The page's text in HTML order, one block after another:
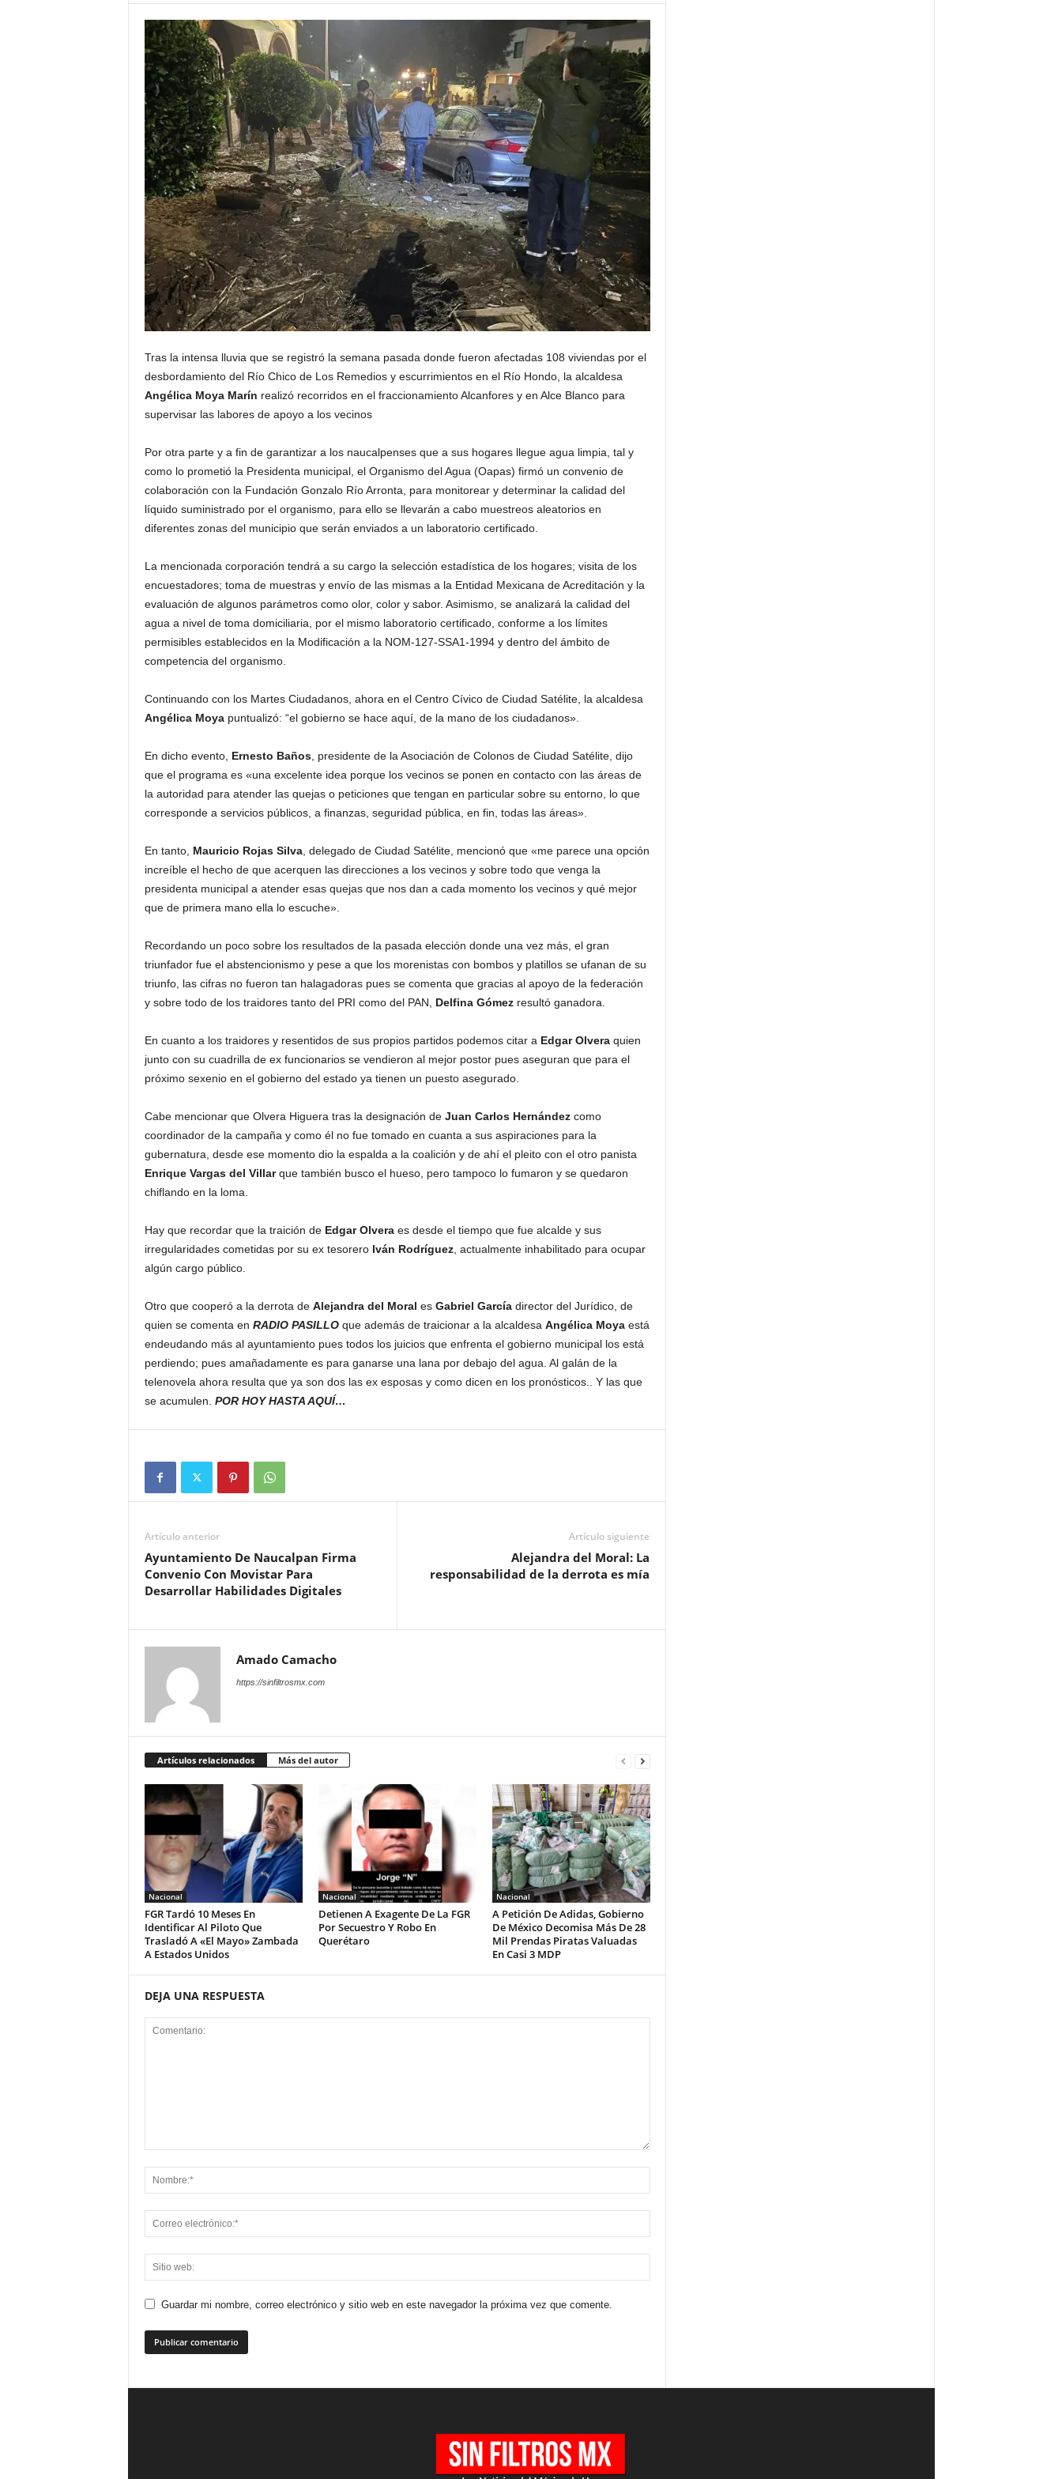
Tras la intensa lluvia que se registró la semana pasada donde fueron afectadas 108 viviendas por el
desbordamiento del Río Chico de Los Remedios y escurrimientos en el Río Hondo, la alcaldesa
Angélica Moya Marín realizó recorridos en el fraccionamiento Alcanfores y en Alce Blanco para
supervisar las labores de apoyo a los vecinos
Por otra parte y a fin de garantizar a los naucalpenses que a sus hogares llegue agua limpia, tal y
como lo prometió la Presidenta municipal, el Organismo del Agua (Oapas) firmó un convenio de
colaboración con la Fundación Gonzalo Río Arronta, para monitorear y determinar la calidad del
líquido suministrado por el organismo, para ello se llevarán a cabo muestreos aleatorios en
diferentes zonas del municipio que serán enviados a un laboratorio certificado.
La mencionada corporación tendrá a su cargo la selección estadística de los hogares; visita de los
encuestadores; toma de muestras y envío de las mismas a la Entidad Mexicana de Acreditación y la
evaluación de algunos parámetros como olor, color y sabor. Asimismo, se analizará la calidad del
agua a nivel de toma domiciliaria, por el mismo laboratorio certificado, conforme a los límites
permisibles establecidos en la Modificación a la NOM-127-SSA1-1994 y dentro del ámbito de
competencia del organismo.
Continuando con los Martes Ciudadanos, ahora en el Centro Cívico de Ciudad Satélite, la alcaldesa
Angélica Moyapuntualizó: “el gobierno se hace aquí, de la mano de los ciudadanos».
En dicho evento, Ernesto Baños, presidente de la Asociación de Colonos de Ciudad Satélite, dijo
que el programa es «una excelente idea porque los vecinos se ponen en contacto con las áreas de
la autoridad para atender las quejas o peticiones que tengan en particular sobre su entorno, lo que
corresponde a servicios públicos, a finanzas, seguridad pública, en fin, todas las áreas».
En tanto, Mauricio Rojas Silva, delegado de Ciudad Satélite, mencionó que «me parece una opción
increíble el hecho de que acerquen las direcciones a los vecinos y sobre todo que venga la
presidenta municipal a atender esas quejas que nos dan a cada momento los vecinos y qué mejor
que de primera mano ella lo escuche».
Recordando un poco sobre los resultados de la pasada elección donde una vez más, el gran
triunfador fue el abstencionismo y pese a que los morenistas con bombos y platillos se ufanan de su
triunfo, las cifras no fueron tan halagadoras pues se comenta que gracias al apoyo de la federación
y sobre todo de los traidores tanto del PRI como del PAN, Delfina Gómezresultó ganadora.
En cuanto a los traidores y resentidos de sus propios partidos podemos citar a Edgar Olveraquien
junto con su cuadrilla de ex funcionarios se vendieron al mejor postor pues aseguran que para el
próximo sexenio en el gobierno del estado ya tienen un puesto asegurado.
Cabe mencionar que Olvera Higuera tras la designación de Juan Carlos Hernándezcomo
coordinador de la campaña y como él no fue tomado en cuanta a sus aspiraciones para la
gubernatura, desde ese momento dio la espalda a la coalición y de ahí el pleito con el otro panista
Enrique Vargas del Villarque también busco el hueso, pero tampoco lo fumaron y se quedaron
chiflando en la loma.
Hay que recordar que la traición de Edgar Olveraes desde el tiempo que fue alcalde y sus
irregularidades cometidas por su ex tesorero Iván Rodríguez, actualmente inhabilitado para ocupar
algún cargo público.
Otro que cooperó a la derrota de Alejandra del Moral es Gabriel Garcíadirector del Jurídico, de
quien se comenta en RADIO PASILLOque además de traicionar a la alcaldesa Angélica Moyaestá
endeudando más al ayuntamiento pues todos los juicios que enfrenta el gobierno municipal los está
perdiendo; pues amañadamente es para ganarse una lana por debajo del agua. Al galán de la
telenovela ahora resulta que ya son dos las ex esposas y como dicen en los pronósticos.. Y las que
se acumulen. POR HOY HASTA AQUÍ…
Artículo anterior
Ayuntamiento De Naucalpan Firma
Convenio Con Movistar Para
Desarrollar Habilidades Digitales
Artículo siguiente
Alejandra del Moral: La
responsabilidad de la derrota es mía
Amado Camacho
https://sinfiltrosmx.com
Artículos relacionados Más del autor
Nacional
FGR Tardó 10 Meses En
Identificar Al Piloto Que
Trasladó A «El Mayo» Zambada
A Estados Unidos
Nacional
Detienen A Exagente De La FGR
Por Secuestro Y Robo En
Querétaro
Nacional
A Petición De Adidas, Gobierno
De México Decomisa Más De 28
Mil Prendas Piratas Valuadas
En Casi 3 MDP
DEJA UNA RESPUESTA
Guardar mi nombre, correo electrónico y sitio web en este navegador la próxima vez que comente.